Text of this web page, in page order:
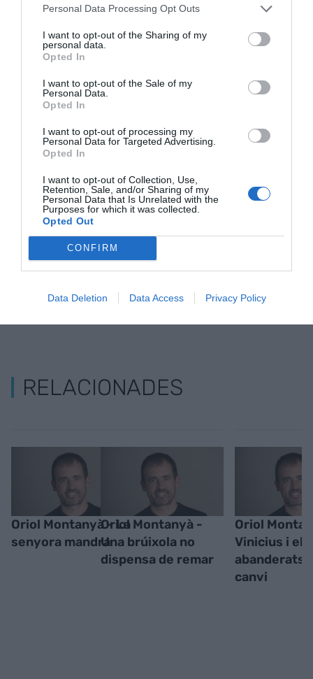
Personal Data Processing Opt Outs
I want to opt-out of the Sharing of my
personal data.
Opted In
I want to opt-out of the Sale of my
Personal Data.
Opted In
I want to opt-out of processing my
Personal Data for Targeted Advertising.
Opted In
I want to opt-out of Collection, Use,
Retention, Sale, and/or Sharing of my
Personal Data that Is Unrelated with the
Purposes for which it was collected.
Opted Out
CONFIRM
Data Deletion Data Access Privacy Policy
dinàmiques que afavoreixin la possibilitat de
donar aquestfeedbackpositiu de manera natural
i recurrent. I aquí convé no oblidar un dels
principis més sòlids de la funció directiva: que la
felicitació es fa en públic i la reprimenda en privat,
mai a l’inrevés. Per què? Doncs per un altre pilar
fonamental del lideratge: el que es reconeix, es
repeteix.
AfegirVIA Empresacom a font preferida de
Google de forma gratuïta
Estigues informat amb les últimes notícies d'actualitat
RELACIONADES
Oriol Montanyà - La
senyora mandra
Oriol Montanyà -
Una brúixola no
dispensa de remar
Oriol
Vinicius i els
abanderats
canvi